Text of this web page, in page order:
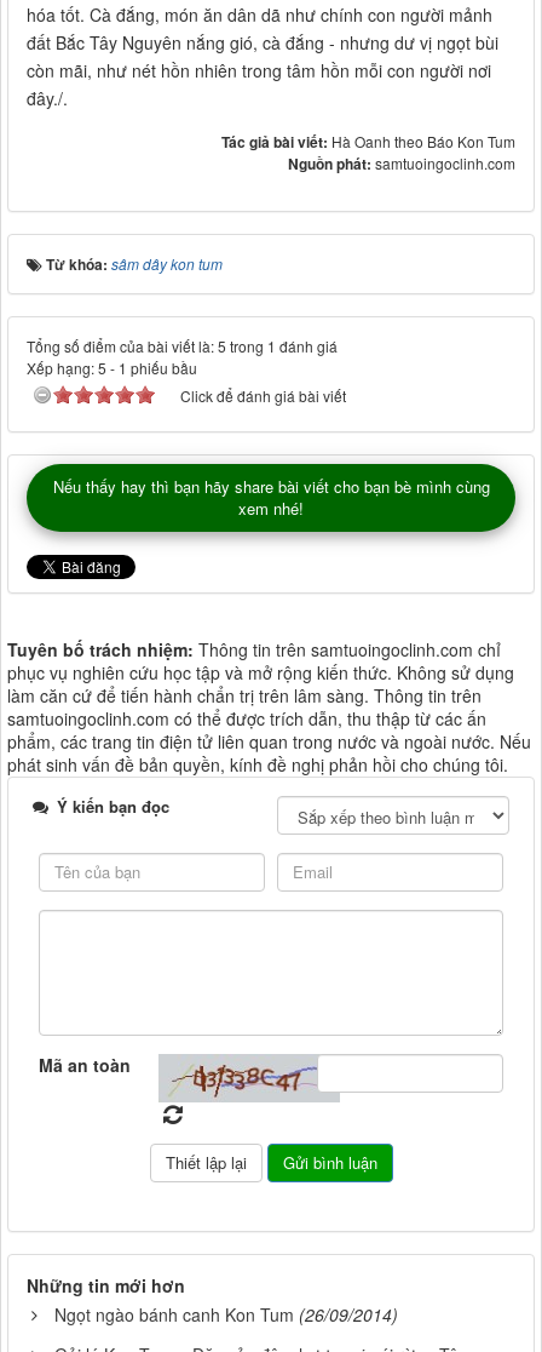
hóa tốt. Cà đắng, món ăn dân dã như chính con người mảnh
đất Bắc Tây Nguyên nắng gió, cà đắng - nhưng dư vị ngọt bùi
còn mãi, như nét hồn nhiên trong tâm hồn mỗi con người nơi
đây./.
Tác giả bài viết: Hà Oanh theo Báo Kon Tum
Nguồn phát: samtuoingoclinh.com
Từ khóa: sâm dây kon tum
Tổng số điểm của bài viết là: 5 trong 1 đánh giá
Xếp hạng:5 - 1 phiếu bầu
Click để đánh giá bài viết
Nếu thấy hay thì bạn hãy share bài viết cho bạn bè mình cùng
xem nhé!
Tuyên bố trách nhiệm: Thông tin trên samtuoingoclinh.com chỉ
phục vụ nghiên cứu học tập và mở rộng kiến thức. Không sử dụng
làm căn cứ để tiến hành chẩn trị trên lâm sàng. Thông tin trên
samtuoingoclinh.com có thể được trích dẫn, thu thập từ các ấn
phẩm, các trang tin điện tử liên quan trong nước và ngoài nước. Nếu
phát sinh vấn đề bản quyền, kính đề nghị phản hồi cho chúng tôi.
Ý kiến bạn đọc
Mã an toàn
Những tin mới hơn
Ngọt ngào bánh canh Kon Tum (26/09/2014)